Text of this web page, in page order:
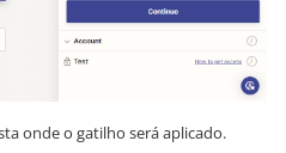
onde o gatilho será aplicado.